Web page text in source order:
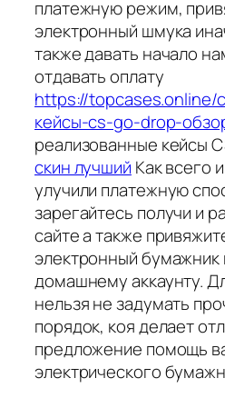
платежную режим,
электронный шмука
также давать начало
отдавать оплату
https://topcases.online/
кейсы-cs-go-drop-
реализованные кейсы
скин лучший Как всего
улучили платежную
зарегайтесь получи и
сайте а также
электронный бумажник
домашнему аккаунту.
нельзя не задумать
порядок, коя делает
предложение помощь
электрического